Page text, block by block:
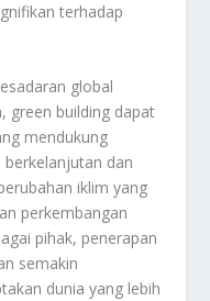
terhadap
global
green building dapat
mendukung
dan
iklim yang
perkembangan
pihak, penerapan
semakin
dunia yang lebih